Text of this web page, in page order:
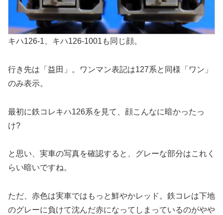
キハ126-1、キハ126-1001も同じ顔。
行き先は「益田」。ワンマン表記は127系と同様「ワン」
のみ表示。
最初に鉄コレキハ126系を見て、顔こんなに暗かったっ
け?
と思い、実車の写真を確認すると、グレーな部分はこれく
らい暗いですね。
ただ、赤色は実車ではもっと鮮やかレッド。鉄コレは下地
のグレーに負けて沈んだ赤になってしまっているのがやや